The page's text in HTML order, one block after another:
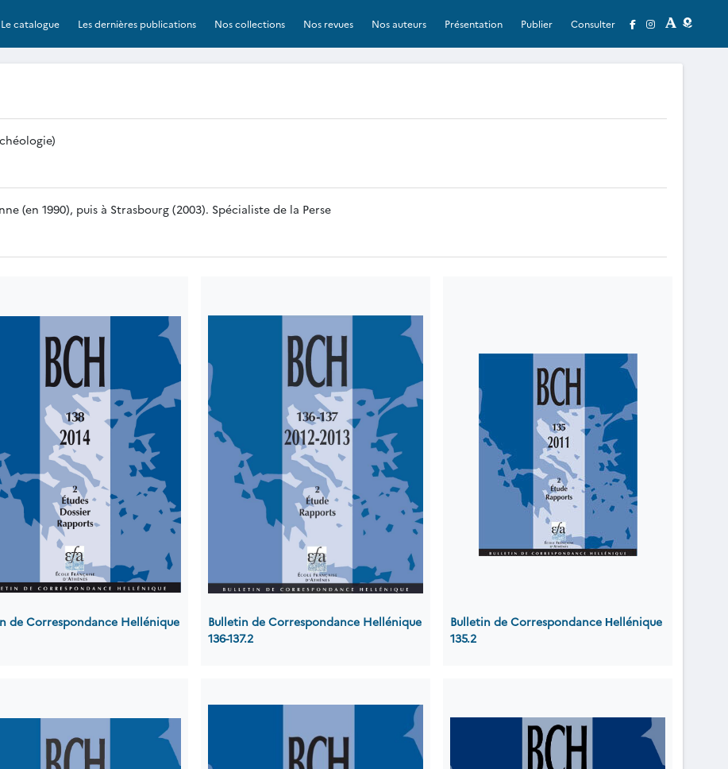
Le catalogue Les dernières publications Nos collections Nos revues Nos auteurs Présentation Publier Consulter
(en 1990), puis à Strasbourg (2003). Spécialiste de la Perse
de Correspondance Hellénique
Bulletin de Correspondance Hellénique
136-137.2
Bulletin de Correspondance Ηellénique
135.2